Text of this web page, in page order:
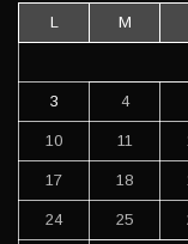
L M
3 4
10 11
17 18
24 25